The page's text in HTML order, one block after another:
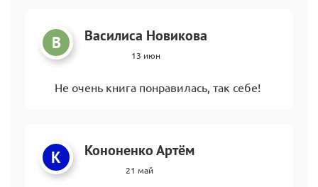
В Василиса Новикова
13 июн
Не очень книга понравилась, так себе!
К Кононенко Артём
21 май